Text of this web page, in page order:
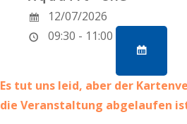
12/07/2026
09:30 - 11:00
Es tut uns leid, aber der
die Veranstaltung abgelaufen